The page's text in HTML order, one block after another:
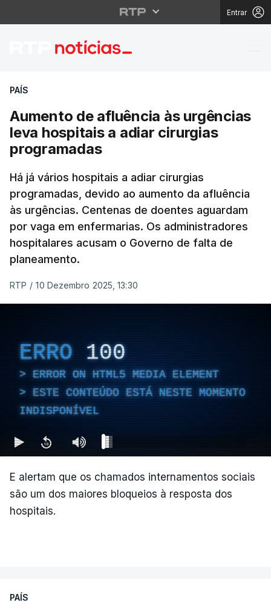
Entrar
Aumento de
PAÍS
Aumento de afluência às urgências
leva hospitais a adiar cirurgias
programadas
Há já vários hospitais a adiar cirurgias
programadas, devido ao aumento da afluência
às urgências. Centenas de doentes aguardam
por vaga em enfermarias. Os administradores
hospitalares acusam o Governo de falta de
planeamento.
RTP / 10 Dezembro 2025, 13:30
ERRO 100
ERROR ON HTML5 MEDIA ELEMENT
ESTE CONTEÚDO ESTÁ NESTE MOMENTO
INDISPONÍVEL
E alertam que os chamados internamentos sociais
são um dos maiores bloqueios à resposta dos
hospitais.
PAÍS